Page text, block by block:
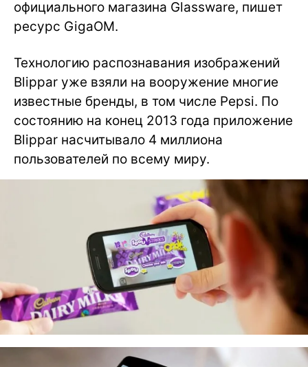
официального магазина Glassware, пишет
ресурс GigaOM.
Технологию распознавания изображений
Blippar уже взяли на вооружение многие
известные бренды, в том числе Pepsi. По
состоянию на конец 2013 года приложение
Blippar насчитывало 4 миллиона
пользователей по всему миру.